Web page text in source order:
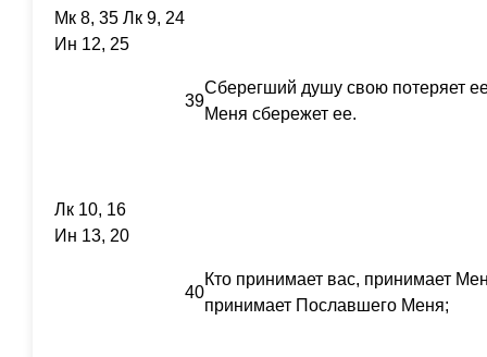
Мк 8, 35 Лк 9, 24
Ин 12, 25
39
Сберегший душу свою потеряет
Меня сбережет ее.
Лк 10, 16
Ин 13, 20
40
Кто принимает вас, принимает
принимает Пославшего Меня;